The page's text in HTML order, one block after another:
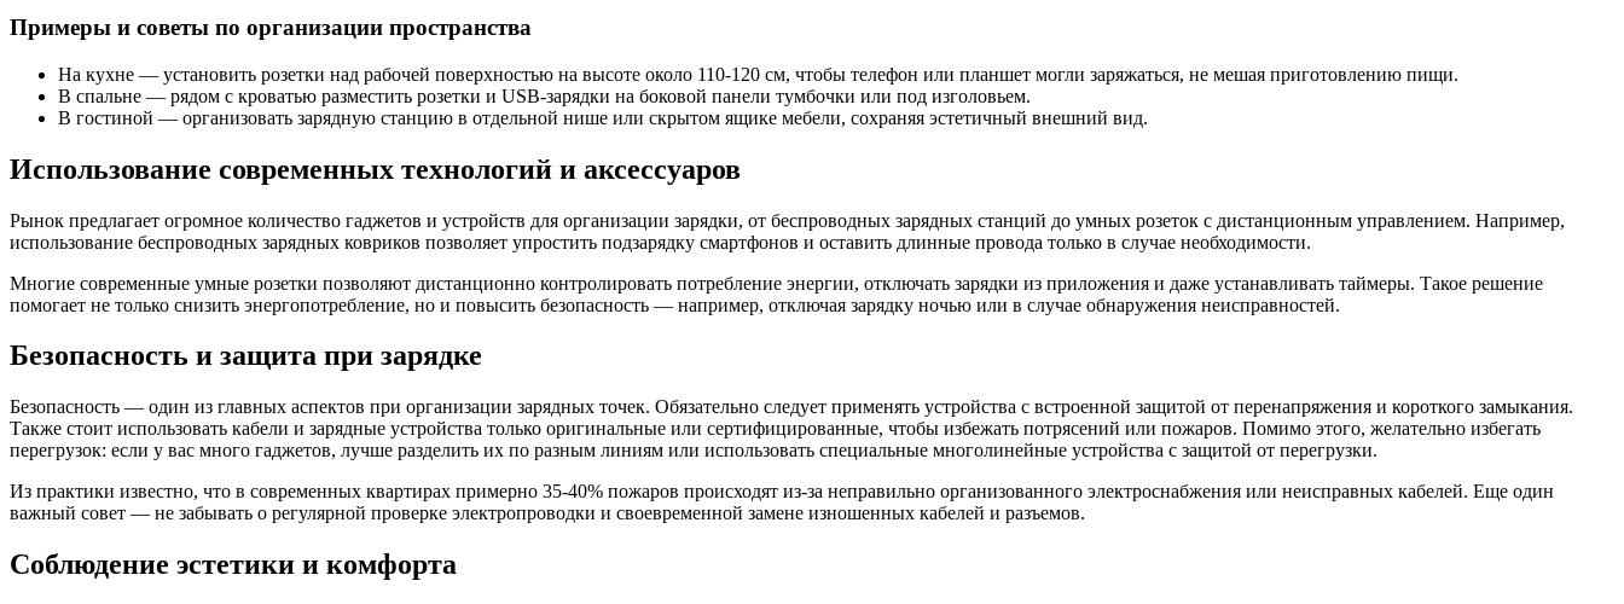
Примеры и советы по организации пространства
На кухне — установить розетки над рабочей поверхностью на высоте около 110-120 см, чтобы телефон или планшет могли заряжаться, не мешая приготовлению пищи.
В спальне — рядом с кроватью разместить розетки и USB-зарядки на боковой панели тумбочки или под изголовьем.
В гостиной — организовать зарядную станцию в отдельной нише или скрытом ящике мебели, сохраняя эстетичный внешний вид.
Использование современных технологий и аксессуаров
Рынок предлагает огромное количество гаджетов и устройств для организации зарядки, от беспроводных зарядных станций до умных розеток с дистанционным управлением. Например,
использование беспроводных зарядных ковриков позволяет упростить подзарядку смартфонов и оставить длинные провода только в случае необходимости.
Многие современные умные розетки позволяют дистанционно контролировать потребление энергии, отключать зарядки из приложения и даже устанавливать таймеры. Такое решение
помогает не только снизить энергопотребление, но и повысить безопасность — например, отключая зарядку ночью или в случае обнаружения неисправностей.
Безопасность и защита при зарядке
Безопасность — один из главных аспектов при организации зарядных точек. Обязательно следует применять устройства с встроенной защитой от перенапряжения и короткого замыкания.
Также стоит использовать кабели и зарядные устройства только оригинальные или сертифицированные, чтобы избежать потрясений или пожаров. Помимо этого, желательно избегать
перегрузок: если у вас много гаджетов, лучше разделить их по разным линиям или использовать специальные многолинейные устройства с защитой от перегрузки.
Из практики известно, что в современных квартирах примерно 35-40% пожаров происходят из-за неправильно организованного электроснабжения или неисправных кабелей. Еще один
важный совет — не забывать о регулярной проверке электропроводки и своевременной замене изношенных кабелей и разъемов.
Соблюдение эстетики и комфорта